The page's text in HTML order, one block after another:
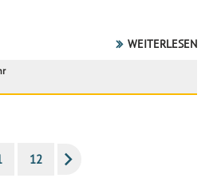
WEITERLESEN
12